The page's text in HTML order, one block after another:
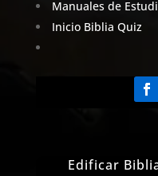
Manuales de
Inicio Biblia Quiz
Edificar